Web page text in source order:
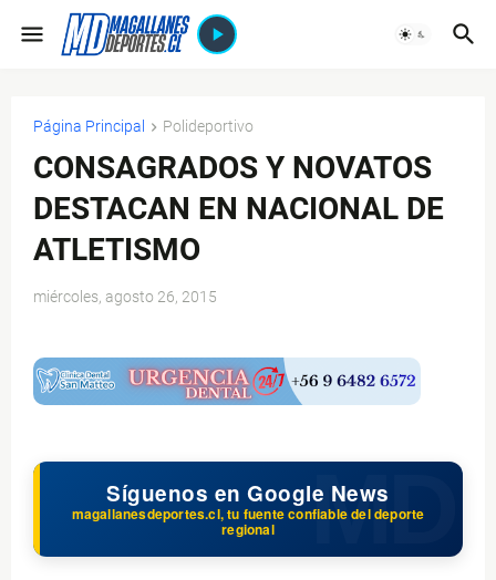
Página Principal Polideportivo
CONSAGRADOS Y NOVATOS
DESTACAN EN NACIONAL DE
ATLETISMO
miércoles, agosto 26, 2015
Síguenos en Google News
magallanesdeportes.cl, tu fuente confiable del deporte
regional